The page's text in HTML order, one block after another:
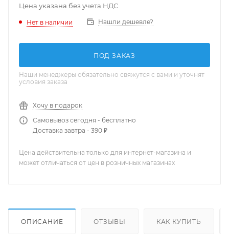
Цена указана без учета НДС
Нет в наличии Нашли дешевле?
ПОД ЗАКАЗ
Наши менеджеры обязательно свяжутся с вами и уточнят
условия заказа
Хочу в подарок
Самовывоз сегодня - бесплатно
Доставка завтра - 390 ₽
Цена действительна только для интернет-магазина и
может отличаться от цен в розничных магазинах
ОПИСАНИЕ ОТЗЫВЫ КАК КУПИТЬ